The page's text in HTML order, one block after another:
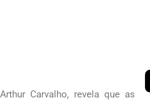
Carvalho, revela que as